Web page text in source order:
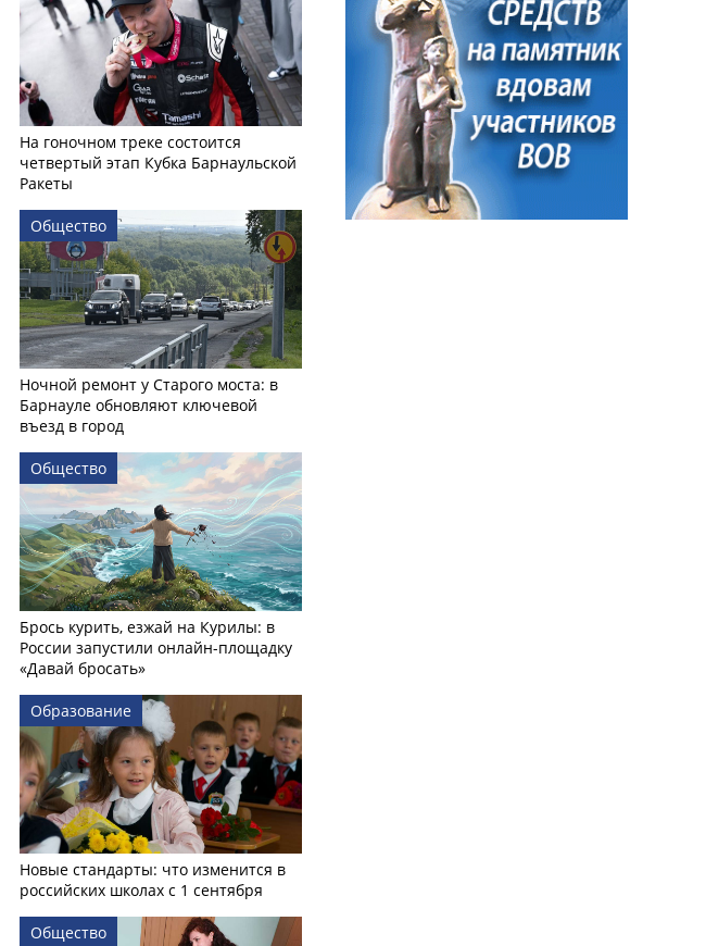
На гоночном треке состоится
четвертый этап Кубка Барнаульской
Ракеты
Общество
Ночной ремонт у Старого моста: в
Барнауле обновляют ключевой
въезд в город
Общество
Брось курить, езжай на Курилы: в
России запустили онлайн-­площадку
«Давай бросать»
Образование
Новые стандарты: что изменится в
российских школах с 1 сентября
Общество